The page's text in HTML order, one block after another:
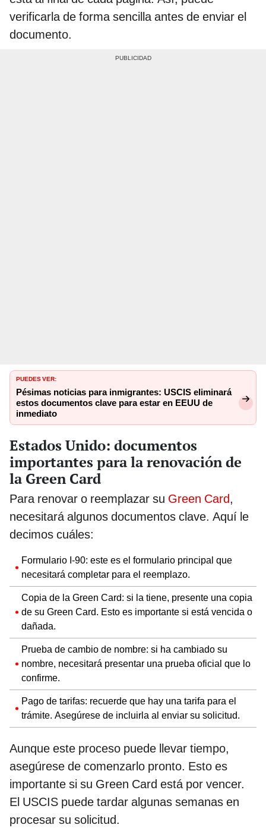
verificarla de forma sencilla antes de enviar el
documento.
PUEDES VER:
Pésimas noticias para inmigrantes: USCIS eliminará
estos documentos clave para estar en EEUU de
inmediato
Estados Unido: documentos
importantes para la renovación de
la Green Card
Para renovar o reemplazar su Green Card,
necesitará algunos documentos clave. Aquí le
decimos cuáles:
Formulario I-90: este es el formulario principal que
necesitará completar para el reemplazo.
Copia de la Green Card: si la tiene, presente una copia
de su Green Card. Esto es importante si está vencida o
dañada.
Prueba de cambio de nombre: si ha cambiado su
nombre, necesitará presentar una prueba oficial que lo
confirme.
Pago de tarifas: recuerde que hay una tarifa para el
trámite. Asegúrese de incluirla al enviar su solicitud.
Aunque este proceso puede llevar tiempo,
asegúrese de comenzarlo pronto. Esto es
importante si su Green Card está por vencer.
El USCIS puede tardar algunas semanas en
procesar su solicitud.